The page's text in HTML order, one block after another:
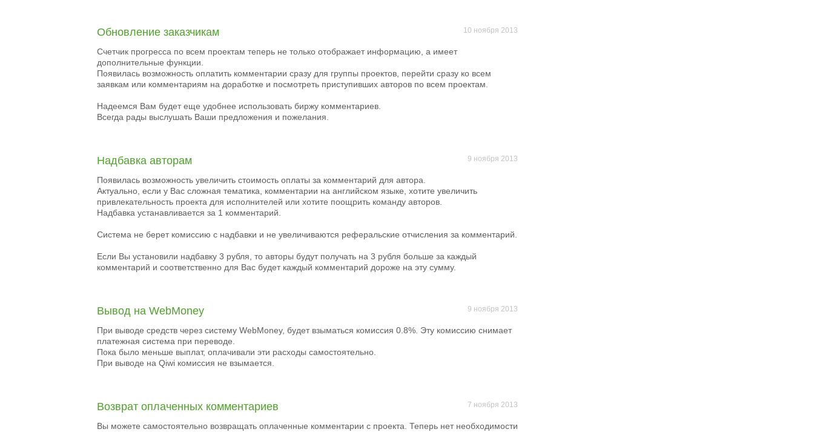
Обновление заказчикам 10 ноября 2013
Счетчик прогресса по всем проектам теперь не только отображает информацию, а имеет
дополнительные функции.
Появилась возможность оплатить комментарии сразу для группы проектов, перейти сразу ко всем
заявкам или комментариям на доработке и посмотреть приступивших авторов по всем проектам.
Надеемся Вам будет еще удобнее использовать биржу комментариев.
Всегда рады выслушать Ваши предложения и пожелания.
Надбавка авторам 9 ноября 2013
Появилась возможность увеличить стоимость оплаты за комментарий для автора.
Актуально, если у Вас сложная тематика, комментарии на английском языке, хотите увеличить
привлекательность проекта для исполнителей или хотите поощрить команду авторов.
Надбавка устанавливается за 1 комментарий.
Система не берет комиссию с надбавки и не увеличиваются реферальские отчисления за комментарий.
Если Вы установили надбавку 3 рубля, то авторы будут получать на 3 рубля больше за каждый
комментарий и соответственно для Вас будет каждый комментарий дороже на эту сумму.
Вывод на WebMoney 9 ноября 2013
При выводе средств через систему WebMoney, будет взыматься комиссия 0.8%. Эту комиссию снимает
платежная система при переводе.
Пока было меньше выплат, оплачивали эти расходы самостоятельно.
При выводе на Qiwi комиссия не взымается.
Возврат оплаченных комментариев 7 ноября 2013
Вы можете самостоятельно возвращать оплаченные комментарии с проекта. Теперь нет необходимости